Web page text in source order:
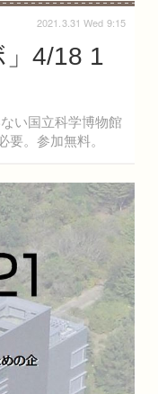
」4/18 1
い国立科学博物館
。参加無料。
2021.3.31 Wed 9:15